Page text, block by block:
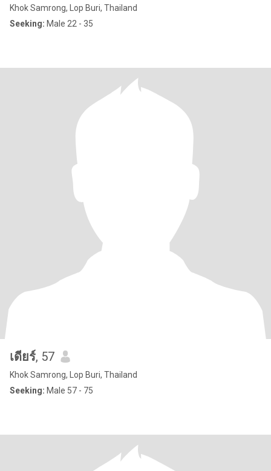
Khok Samrong, Lop Buri, Thailand
Seeking: Male 22 - 35
เดียร์, 57
Khok Samrong, Lop Buri, Thailand
Seeking: Male 57 - 75